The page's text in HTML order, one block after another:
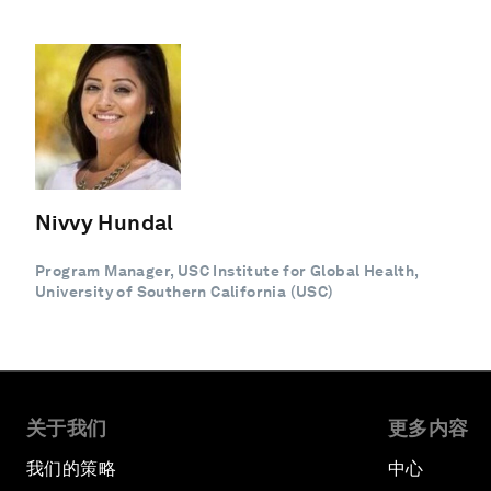
Nivvy Hundal
Program Manager, USC Institute for Global Health,
University of Southern California (USC)
关于我们
我们的策略
更多内容
中心